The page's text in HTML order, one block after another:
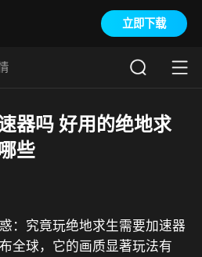
立即下载
器吗 好用的绝地求
些
：究竟玩绝地求生需要加速器
全球，它的画质显著玩法有